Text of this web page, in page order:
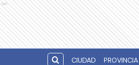
Ads
CIUDAD PROVINCIA